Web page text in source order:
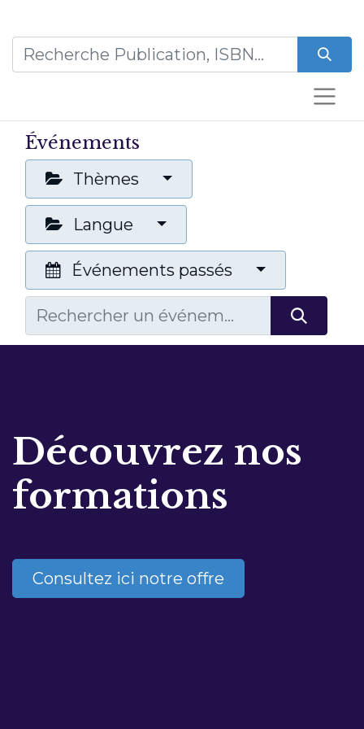
Événements
Thèmes
Langue
Événements passés
Découvrez nos
formations
Consultez ici notre offre